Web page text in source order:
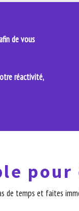
de vous
réactivité,
de temps et faites